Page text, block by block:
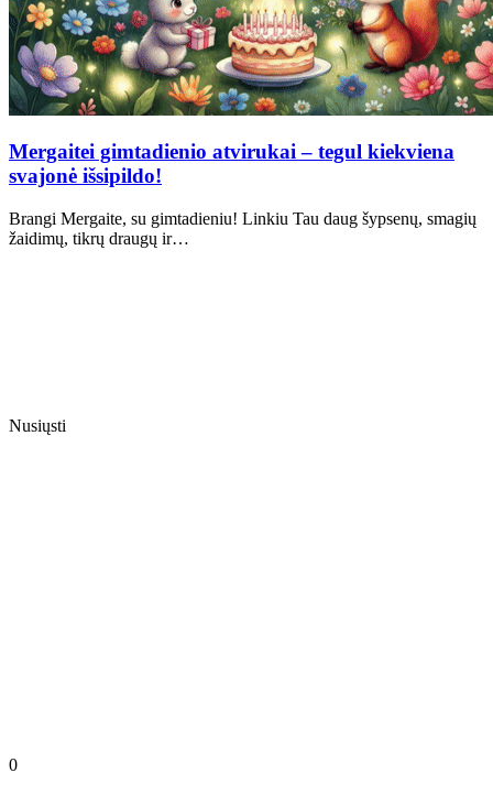
Mergaitei gimtadienio atvirukai – tegul kiekviena
svajonė išsipildo!
Brangi Mergaite, su gimtadieniu! Linkiu Tau daug šypsenų, smagių
žaidimų, tikrų draugų ir…
Nusiųsti
0